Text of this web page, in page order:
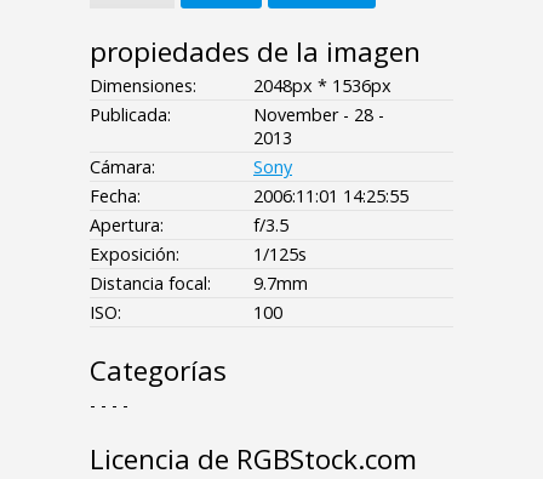
propiedades de la imagen
Dimensiones:
2048px * 1536px
Publicada:
November - 28 -
2013
Cámara:
Sony
Fecha:
2006:11:01 14:25:55
Apertura:
f/3.5
Exposición:
1/125s
Distancia focal:
9.7mm
ISO:
100
Categorías
- - - -
Licencia de RGBStock.com